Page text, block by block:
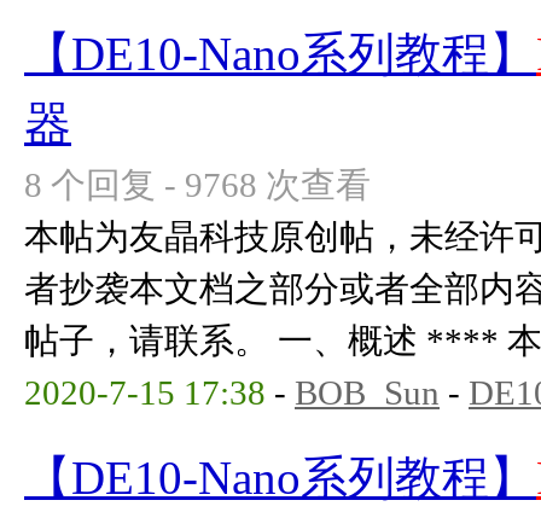
【DE10-Nano系列教程】
器
8 个回复 - 9768 次查看
本帖为友晶科技原创帖，未经许
者抄袭本文档之部分或者全部内
帖子，请联系。 一、概述 ****
2020-7-15 17:38 - BOB_Sun -
【DE10-Nano系列教程】